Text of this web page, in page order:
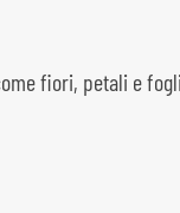
fiori, petali e